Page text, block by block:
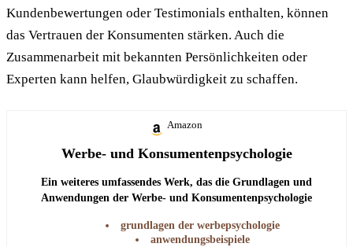
Kundenbewertungen oder Testimonials enthalten, können
das Vertrauen der Konsumenten stärken. Auch die
Zusammenarbeit mit bekannten Persönlichkeiten oder
Experten kann helfen, Glaubwürdigkeit zu schaffen.
Amazon
Werbe- und Konsumentenpsychologie
Ein weiteres umfassendes Werk, das die Grundlagen und
Anwendungen der Werbe- und Konsumentenpsychologie
grundlagen der werbepsychologie
anwendungsbeispiele